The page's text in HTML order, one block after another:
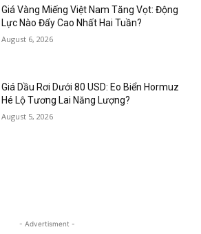
Giá Vàng Miếng Việt Nam Tăng Vọt: Động
Lực Nào Đẩy Cao Nhất Hai Tuần?
August 6, 2026
Giá Dầu Rơi Dưới 80 USD: Eo Biển Hormuz
Hé Lộ Tương Lai Năng Lượng?
August 5, 2026
- Advertisment -